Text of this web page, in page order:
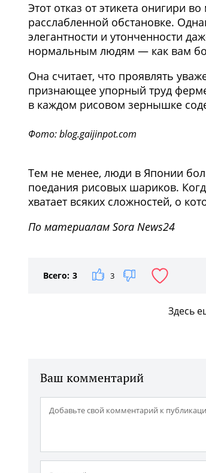
Этот отказ от этикета онигири
расслабленной обстановке.
элегантности и утонченности
нормальным людям — как вам
Она считает, что проявлять
признающее упорный труд
в каждом рисовом зернышке
Фото: blog.gaijinpot.com
Тем не менее, люди в Японии
поедания рисовых шариков.
хватает всяких сложностей, о
По материалам Sora News24
Всего: 3 3
Здесь
Ваш комментарий